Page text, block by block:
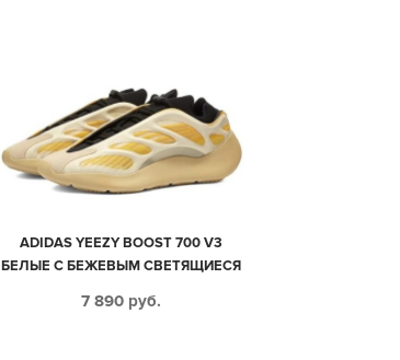
ADIDAS YEEZY BOOST 700 V3
БЕЛЫЕ С БЕЖЕВЫМ СВЕТЯЩИЕСЯ
7 890 руб.